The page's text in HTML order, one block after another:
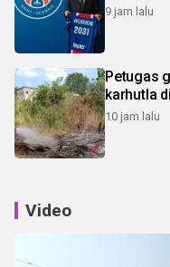
9 jam lalu
Petugas
karhutla
10 jam lalu
Video